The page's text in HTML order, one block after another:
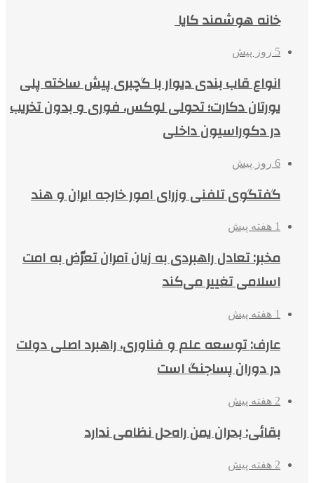
خانه هوشمند کایا
5 روز پیش
انواع قاب بندی دیوار با گچبری پیش ساخته پلی
یورتان دکارت؛ تحولی لوکس، فوری و بدون تخریب
در دکوراسیون داخلی
6 روز پیش
گفتگوی تلفنی وزرای امور خارجه ایران و هند
1 هفته پیش
مخبر: تعادل راهبردی به زیان آمران تعرّض به امت
اسلامی تغییر می‌کند
1 هفته پیش
عارف: توسعه علم و فناوری، راهبرد اصلی دولت
در دوران پساجنگ است
2 هفته پیش
بقائی: بحران یمن راه‌حل نظامی ندارد
2 هفته پیش